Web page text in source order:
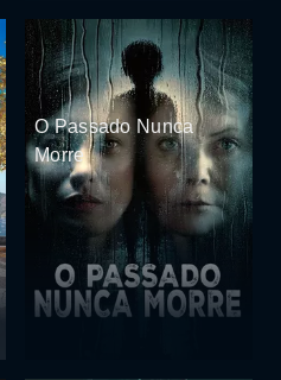
O Passado Nunca
Morre